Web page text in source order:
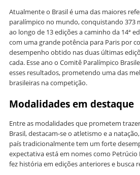
Atualmente o Brasil é uma das maiores
paralímpico no mundo, conquistando 373
ao longo de 13 edições a caminho da 14ª
com uma grande potência para Paris por
desempenho obtido nas duas últimas
cada. Esse ano o Comitê Paralímpico
esses resultados, prometendo uma das
brasileiras na competição.
Modalidades em destaque
Entre as modalidades que prometem
Brasil, destacam-se o atletismo e a
país tradicionalmente tem um forte
expectativa está em nomes como Petrúcio
fez história em edições anteriores e busca